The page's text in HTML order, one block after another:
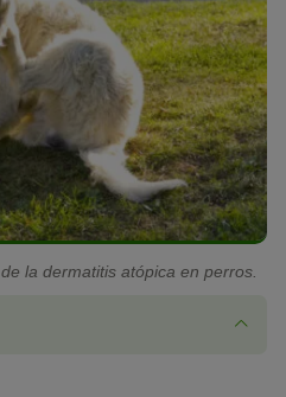
la dermatitis atópica en perros.